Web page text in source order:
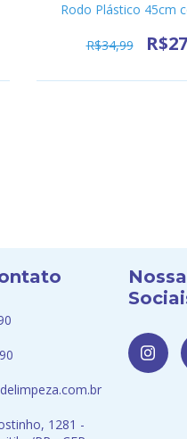
Rodo Plástico 45cm
R$34,99
1281 -